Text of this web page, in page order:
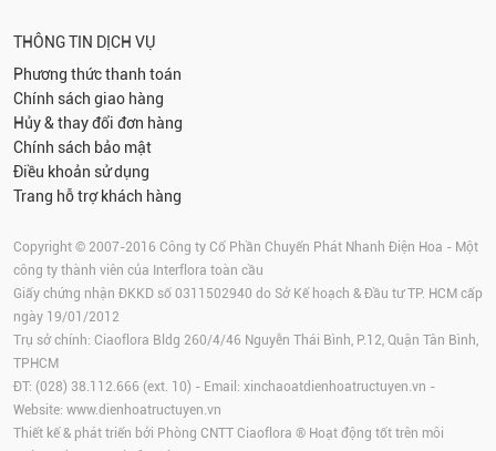
THÔNG TIN DỊCH VỤ
Phương thức thanh toán
Chính sách giao hàng
Hủy & thay đổi đơn hàng
Chính sách bảo mật
Điều khoản sử dụng
Trang hỗ trợ khách hàng
Copyright © 2007-2016 Công ty Cổ Phần Chuyển Phát Nhanh Điện Hoa - Một
công ty thành viên của Interflora toàn cầu
Giấy chứng nhận ĐKKD số 0311502940 do Sở Kế hoạch & Đầu tư TP. HCM cấp
ngày 19/01/2012
Trụ sở chính: Ciaoflora Bldg 260/4/46 Nguyễn Thái Bình, P.12, Quận Tân Bình,
TPHCM
ĐT: (028) 38.112.666 (ext. 10) - Email: xinchaoatdienhoatructuyen.vn -
Website: www.dienhoatructuyen.vn
Thiết kế & phát triển bởi Phòng CNTT Ciaoflora ® Hoạt động tốt trên môi